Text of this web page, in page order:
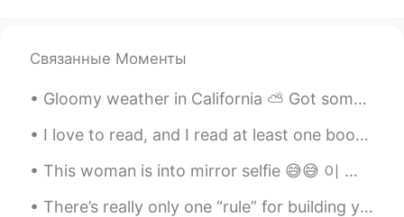
습관을 기
습관을길렀던 거 같아요
주로 집에 있거나 부모님께 전화를들일
주로 집에 있거나 부모님께 전화를 드릴
때만 한국어를 쓰니까
Связанные Моменты
Gloomy weather in California ⛅️ Got some Mexican Pozole (soup) and I’m relaxing at home working ...
I love to read, and I read at least one book every other week. I am primarily interested in nonfi...
This woman is into mirror selfie 😅😅 이 여자는 거울 셀카에 빠져 있어요 😅😅 この女性は鏡の自撮りに夢中です。😅😅 這個女人喜歡鏡子自拍 😅😅
There’s really only one “rule” for building your vocabulary: “Use it or lose it.” When you are le...